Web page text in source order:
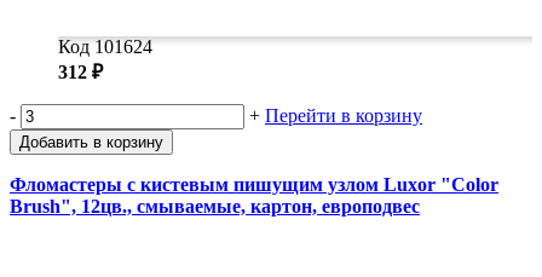
Код 101624
312 ₽
- + Перейти в корзину
Добавить в корзину
Фломастеры с кистевым пишущим узлом Luxor "Color
Brush", 12цв., смываемые, картон, европодвес